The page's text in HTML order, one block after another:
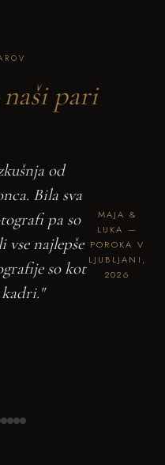
naši pari
od
Bila sva
pa so
najlepše
so kot
MAJA &
LUKA —
POROKA V
LJUBLJANI,
2026